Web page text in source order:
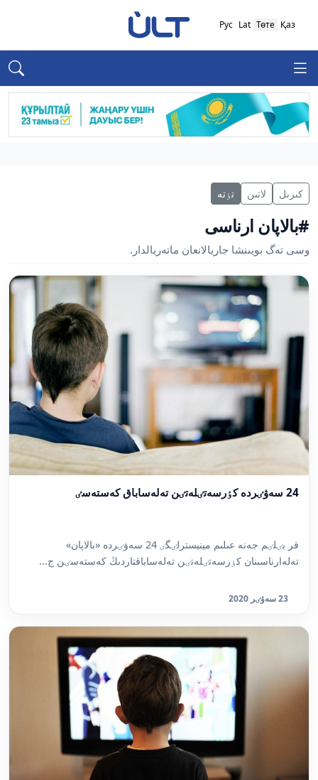
Қаз
Төте
Lat
Рус
كىرىل لاتىن تٶتە
#بالاپان ارناسى
وسى تەگ بويىنشا جاريالانعان ماتەريالدار.
24 سەۋٸردە كٶرسەتٸلەتٸن تەلەساباق كەستەسٸ
قر بٸلٸم جەنە عىلىم مينيسترلٸگٸ 24 سەۋٸردە «بالاپان»
تەلەارناسىنان كٶرسەتٸلەتٸن تەلەساباقتاردىڭ كەستەسٸن ج...
23 سەۋٸر 2020